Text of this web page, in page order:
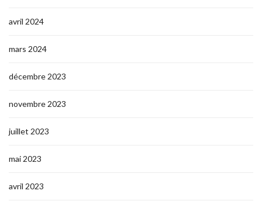
avril 2024
mars 2024
décembre 2023
novembre 2023
juillet 2023
mai 2023
avril 2023